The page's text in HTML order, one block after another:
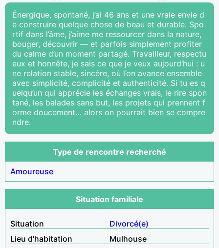
Énergique, spontané, j’ai 46 ans et une vraie envie d
e construire quelque chose de beau et durable. Spo
rtif dans l’âme, j’aime me ressourcer dans la nature,
bouger, découvrir — et parfois simplement profiter
du calme d’un moment partagé. Travailleur, respectu
eux et honnête, je sais ce que je veux aujourd’hui : u
ne relation stable, sincère, où l’on avance ensemble
avec simplicité, complicité et authenticité. Si tu es q
uelqu’un qui apprécie les échanges vrais, le rire spon
tané, les balades sans but, les projets qui prennent f
orme doucement… alors on pourrait bien se compre
ndre.
Type de rencontre recherché
Amoureuse
Situation familiale
Situation
Divorcé(e)
Lieu d'habitation
Mulhouse